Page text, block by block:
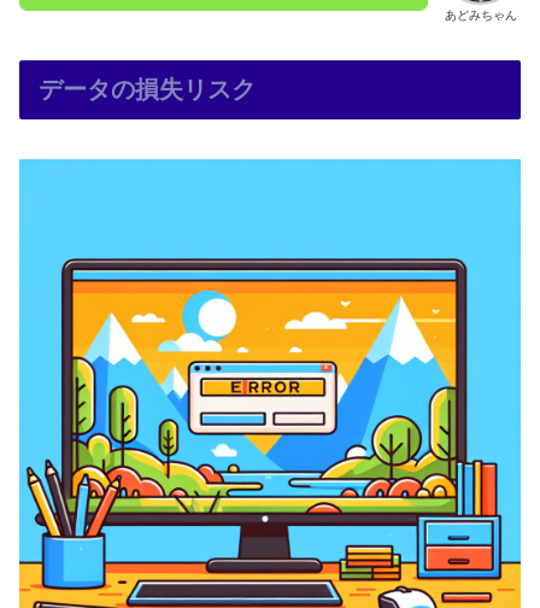
あどみちゃん
データの損失リスク